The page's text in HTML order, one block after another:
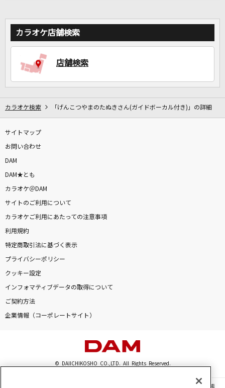
自宅でカラオケ歌い放題！
カラオケ店舗検索
店舗検索
カラオケ検索 「げんこつやまのたぬきさん(ガイドボーカル付き)」の詳細
サイトマップ
お問い合わせ
DAM
DAM★とも
カラオケ＠DAM
サイトのご利用について
カラオケご利用にあたっての注意事項
利用規約
特定商取引法に基づく表示
プライバシーポリシー
クッキー設定
インフォマティブデータの取得について
ご契約方法
企業情報（コーポレートサイト）
© DAIICHIKOSHO CO.,LTD. All Rights Reserved.
このサイトに掲載されている一切の文章・画像・写真・動画・音声等を、手段や形態